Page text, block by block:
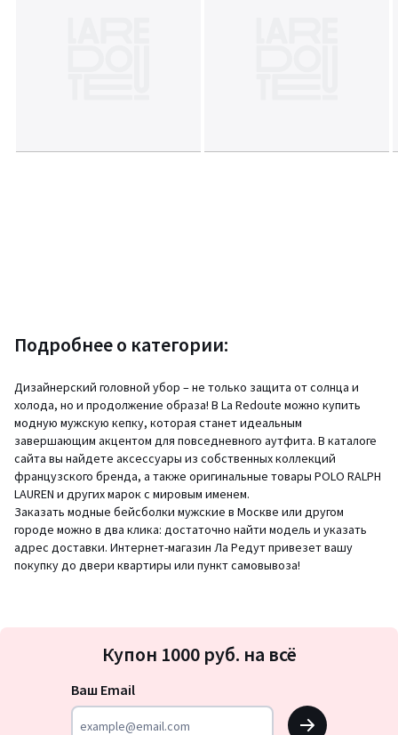
Подробнее о категории:
Дизайнерский головной убор – не только защита от солнца и
холода, но и продолжение образа! В La Redoute можно купить
модную мужскую кепку, которая станет идеальным
завершающим акцентом для повседневного аутфита. В каталоге
сайта вы найдете аксессуары из собственных коллекций
французского бренда, а также оригинальные товары POLO RALPH
LAUREN и других марок с мировым именем.
Заказать модные бейсболки мужские в Москве или другом
городе можно в два клика: достаточно найти модель и указать
адрес доставки. Интернет-магазин Ла Редут привезет вашу
покупку до двери квартиры или пункт самовывоза!
на
Купон 1000 руб. на всё
Ваш Email
OK